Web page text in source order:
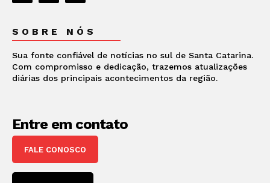
SOBRE NÓS
Sua fonte confiável de notícias no sul de Santa Catarina.
Com compromisso e dedicação, trazemos atualizações
diárias dos principais acontecimentos da região.
Entre em contato
FALE CONOSCO